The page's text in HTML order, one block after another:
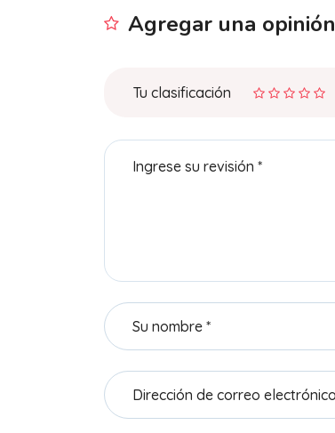
Agregar una opinión
Tu clasificación